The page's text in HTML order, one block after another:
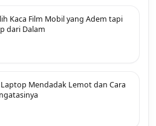
Kaca Film Mobil yang Adem tapi
dari Dalam
Mendadak Lemot dan Cara